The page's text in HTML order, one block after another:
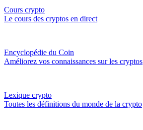
Cours crypto
Le cours des cryptos en direct
Encyclopédie du Coin
Améliorez vos connaissances sur les cryptos
Lexique crypto
Toutes les définitions du monde de la crypto